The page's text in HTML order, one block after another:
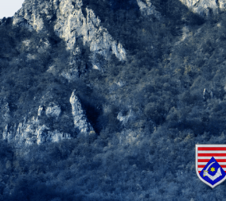
47300 Ogulin